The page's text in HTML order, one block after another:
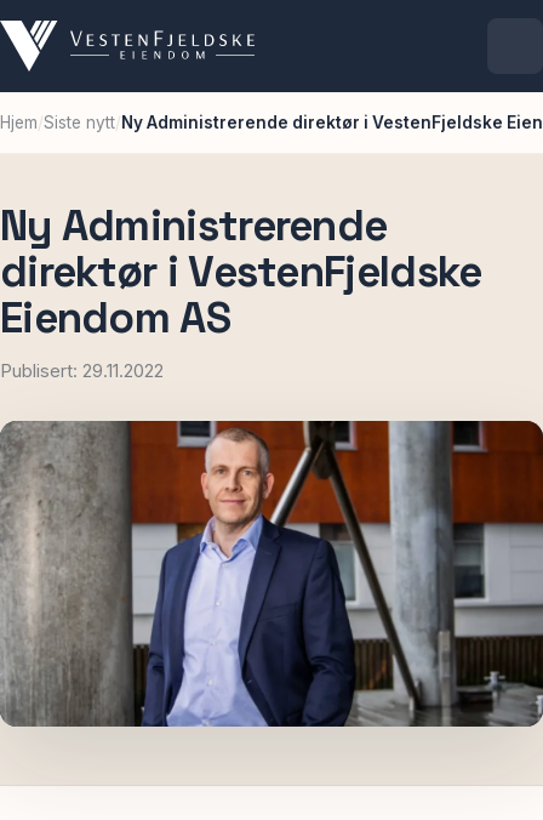
Eiendommer
Ledige lokaler
Aktuelt
Kontakt
Spør oss
Hjem/Siste nytt/Ny Administrerende direktør i VestenFjeldske
Ny Administrerende
direktør i VestenFjeldske
Eiendom AS
Publisert: 29.11.2022